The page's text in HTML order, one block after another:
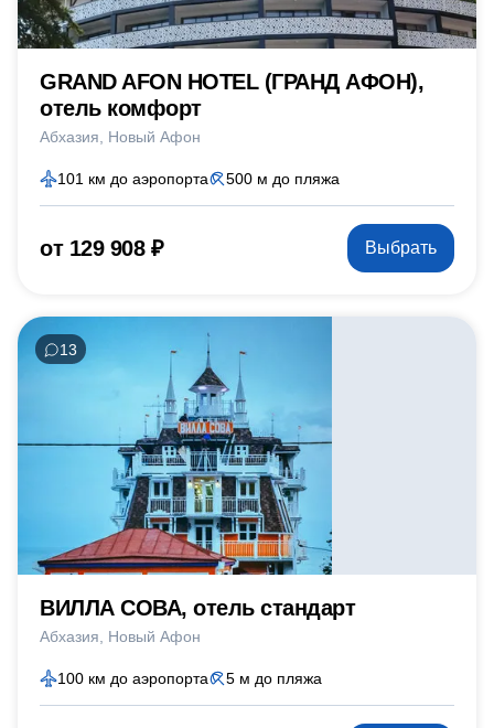
GRAND AFON HOTEL (ГРАНД АФОН),
отель комфорт
Абхазия Новый Афон
101 км до аэропорта 500 м до пляжа
от 129 908 ₽ Выбрать
13
ВИЛЛА СОВА, отель стандарт
Абхазия Новый Афон
100 км до аэропорта 5 м до пляжа